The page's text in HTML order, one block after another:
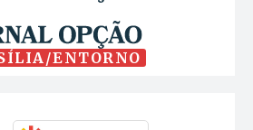
ENTORNO